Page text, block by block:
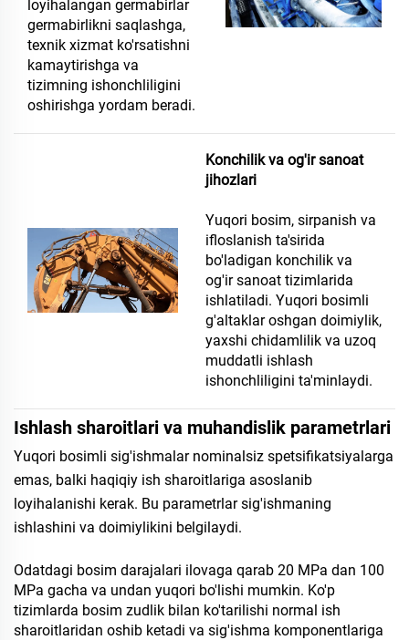
loyihalangan germabirlar
germabirlikni saqlashga,
texnik xizmat ko'rsatishni
kamaytirishga va
tizimning ishonchliligini
oshirishga yordam beradi.
Konchilik va og'ir sanoat
jihozlari
Yuqori bosim, sirpanish va
ifloslanish ta'sirida
bo'ladigan konchilik va
og'ir sanoat tizimlarida
ishlatiladi. Yuqori bosimli
g'altaklar oshgan doimiylik,
yaxshi chidamlilik va uzoq
muddatli ishlash
ishonchliligini ta'minlaydi.
Ishlash sharoitlari va muhandislik parametrlari
Yuqori bosimli sig'ishmalar nominalsiz spetsifikatsiyalarga
emas, balki haqiqiy ish sharoitlariga asoslanib
loyihalanishi kerak. Bu parametrlar sig'ishmaning
ishlashini va doimiylikini belgilaydi.
Odatdagi bosim darajalari ilovaga qarab 20 MPa dan 100
MPa gacha va undan yuqori bo'lishi mumkin. Ko'p
tizimlarda bosim zudlik bilan ko'tarilishi normal ish
sharoitlaridan oshib ketadi va sig'ishma komponentlariga